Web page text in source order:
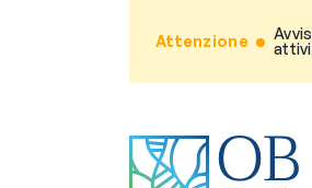
Attenzione